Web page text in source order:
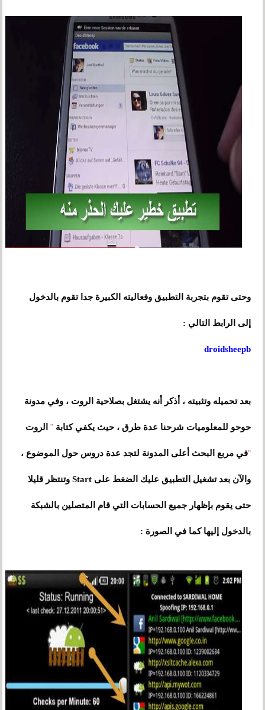
وحتى تقوم بتجربة التطبيق وفعاليته الكبيرة جدا تقوم بالدخول
إلى الرابط التالي :
droidsheepb
بعد تحميله وتثبيته ، أذكر أنه يشتغل بصلاحية الروت ، وفي مدونة
حوحو للمعلوميات شرحنا عدة طرق ، حيث يكفي كتابة¨ الروت
¨في مربع البحث أعلى المدونة لتجد عدة دروس حول الموضوع ،
والآن بعد تشغيل التطبيق عليك الضغط على Start وتنتظر قليلا
حتى يقوم بإظهار جميع الحسابات التي قام المتصلين بالشبكة
بالدخول إليها كما في الصورة :